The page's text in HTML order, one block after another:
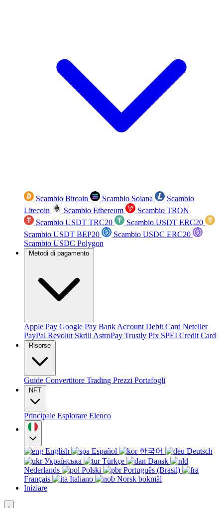
Scambio Bitcoin Scambio Solana
Scambio
Litecoin
Scambio Ethereum
Scambio TRON
Scambio USDT TRC20
Scambio USDT ERC20
Scambio USDT BEP20
Scambio USDC ERC20
Scambio USDC Polygon
Metodi di pagamento
Apple Pay Google Pay Bank Account Debit Card Neteller
PayPal Revolut Skrill AstroPay Trustly Pix SPEI Credit Card
Risorse
Guide Convertitore Trading Prezzi Portafogli
NFT
Principale Esplorare Elenco
English Español 한국어
Deutsch
Українська
Türkçe
Dansk
Nederlands
Polski
Português (Brasil)
Français
Italiano
Norsk bokmål
Iniziare